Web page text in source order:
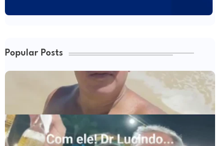
Popular Posts